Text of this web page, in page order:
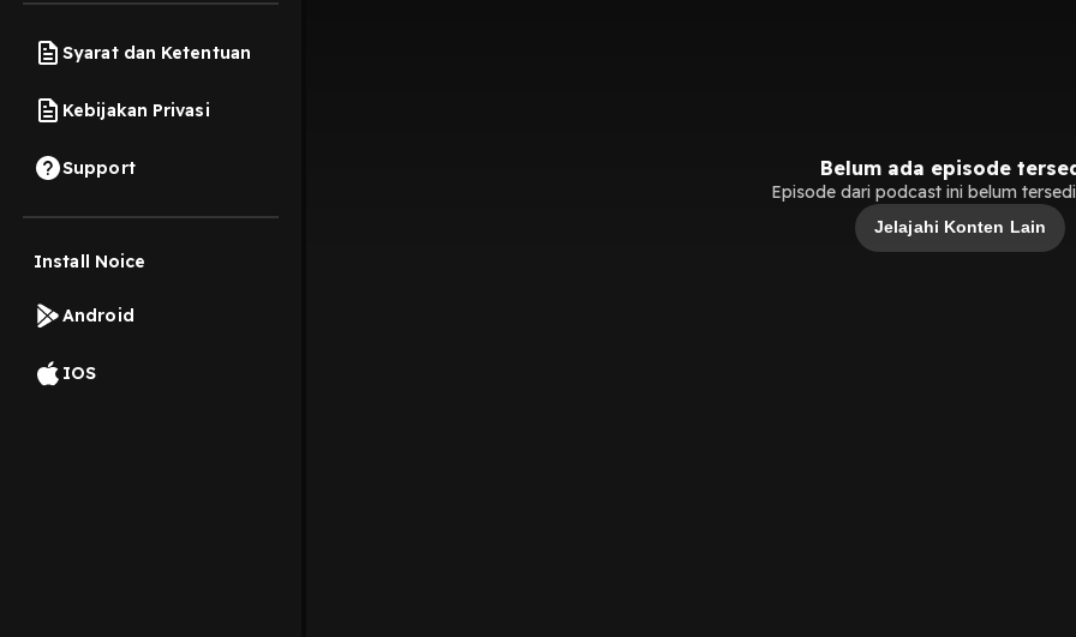
Syarat dan Ketentuan
Kebijakan Privasi
Support
Install Noice
Android
IOS
Belum ada episode
Episode dari podcast ini belum
Jelajahi Konten Lain